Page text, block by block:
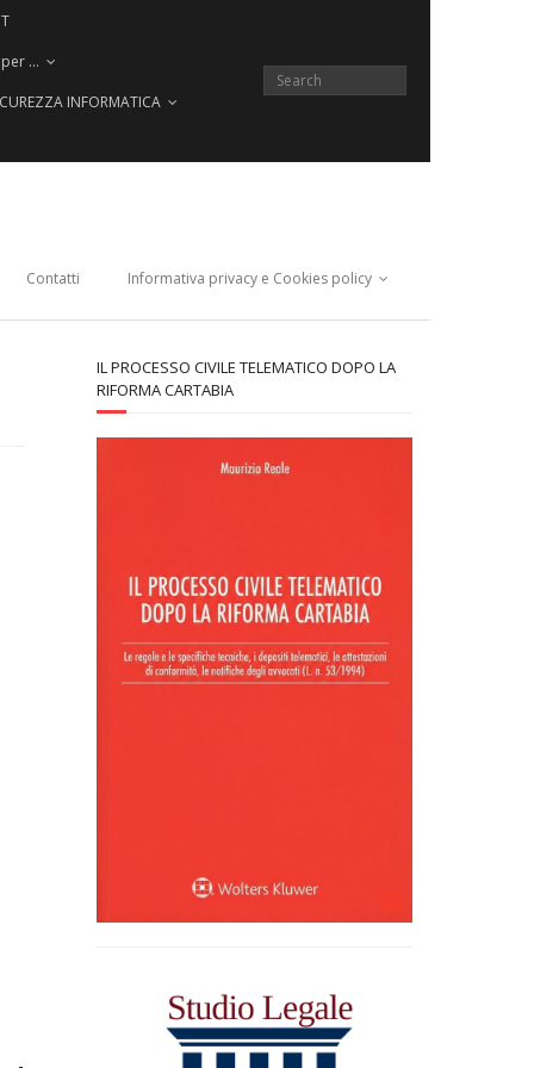
…
INFORMATICA
Contatti Informativa privacy e Cookies policy
IL PROCESSO CIVILE TELEMATICO DOPO LA
RIFORMA CARTABIA